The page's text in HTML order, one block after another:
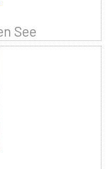
See